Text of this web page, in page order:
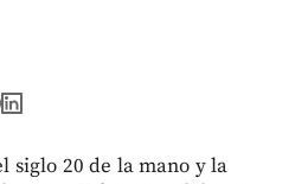
siglo 20 de la mano y la